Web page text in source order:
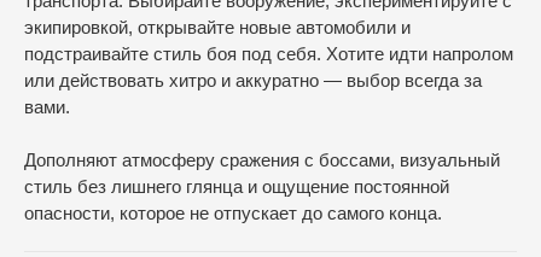
экипировкой, открывайте новые автомобили и
подстраивайте стиль боя под себя. Хотите идти напролом
или действовать хитро и аккуратно — выбор всегда за
вами.
Дополняют атмосферу сражения с боссами, визуальный
стиль без лишнего глянца и ощущение постоянной
опасности, которое не отпускает до самого конца.